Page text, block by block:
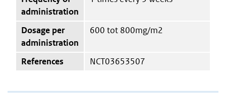
administration
Dosage per
administration
600 tot 800mg/m2
References NCT03653507